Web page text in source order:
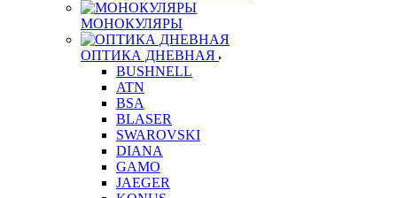
МОНОКУЛЯРЫ
ОПТИКА ДНЕВНАЯ
BUSHNELL
ATN
BSA
BLASER
SWAROVSKI
DIANA
GAMO
JAEGER